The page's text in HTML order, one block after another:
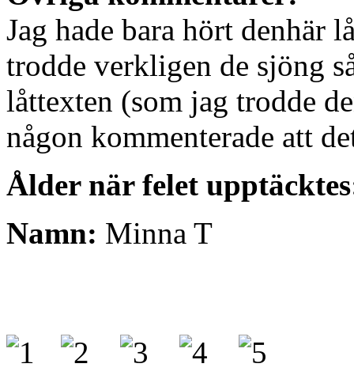
Jag hade bara hört denhär
trodde verkligen de sjöng
låttexten (som jag trodde
någon kommenterade att
Ålder när felet
Namn: Minna T